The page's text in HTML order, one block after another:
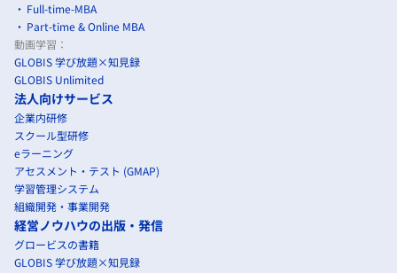
Full-time-MBA
Part-time & Online MBA
動画学習：
GLOBIS 学び放題×知見録
GLOBIS Unlimited
法人向けサービス
企業内研修
スクール型研修
eラーニング
アセスメント・テスト (GMAP)
学習管理システム
組織開発・事業開発
経営ノウハウの出版・発信
グロービスの書籍
GLOBIS 学び放題×知見録